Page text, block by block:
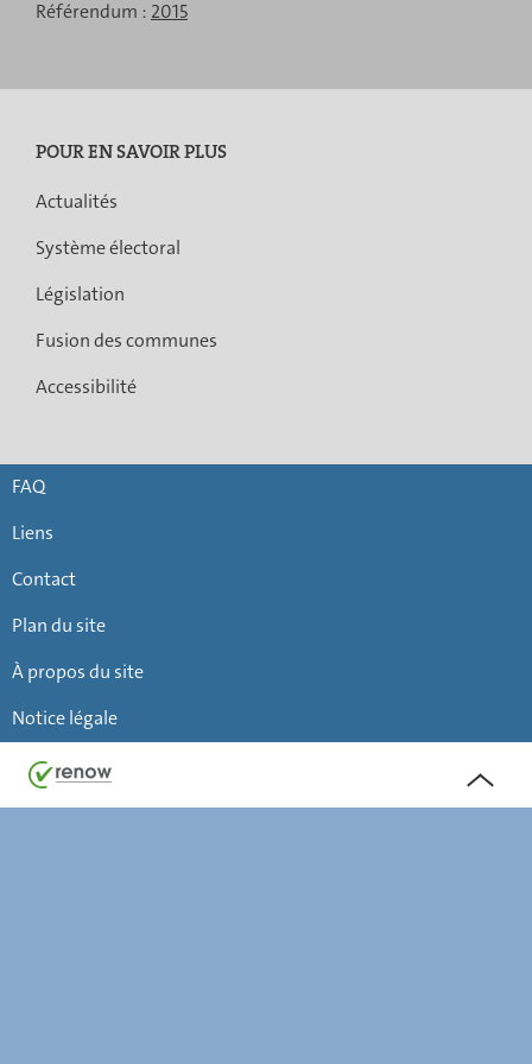
Référendum : 2015
POUR EN SAVOIR PLUS
Actualités
Système électoral
Législation
Fusion des communes
Accessibilité
FAQ
Liens
Contact
Plan du site
À propos du site
Notice légale
de